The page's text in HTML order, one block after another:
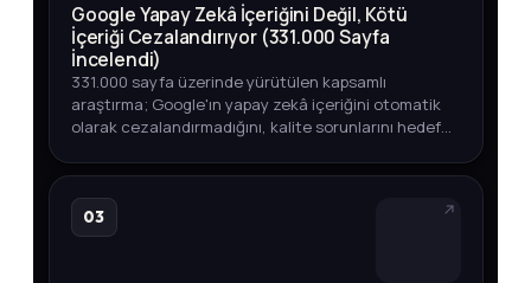
Google Yapay Zekâ İçeriğini Değil, Kötü
İçeriği Cezalandırıyor (331.000 Sayfa
İncelendi)
331.000 sayfa üzerinde yürütülen kapsamlı
araştırma; Google'ın yapay zekâ içeriğini otomatik
olarak cezalandırmadığını, kalite sorunlarını hedef
endeksleme oranları v…
03